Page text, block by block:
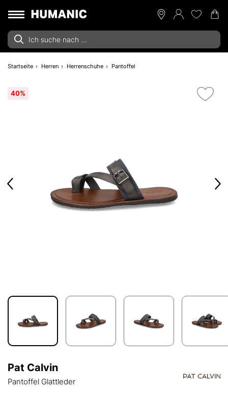
Startseite Herren Herrenschuhe Pantoffel
40%
Pat Calvin
Pantoffel Glattleder